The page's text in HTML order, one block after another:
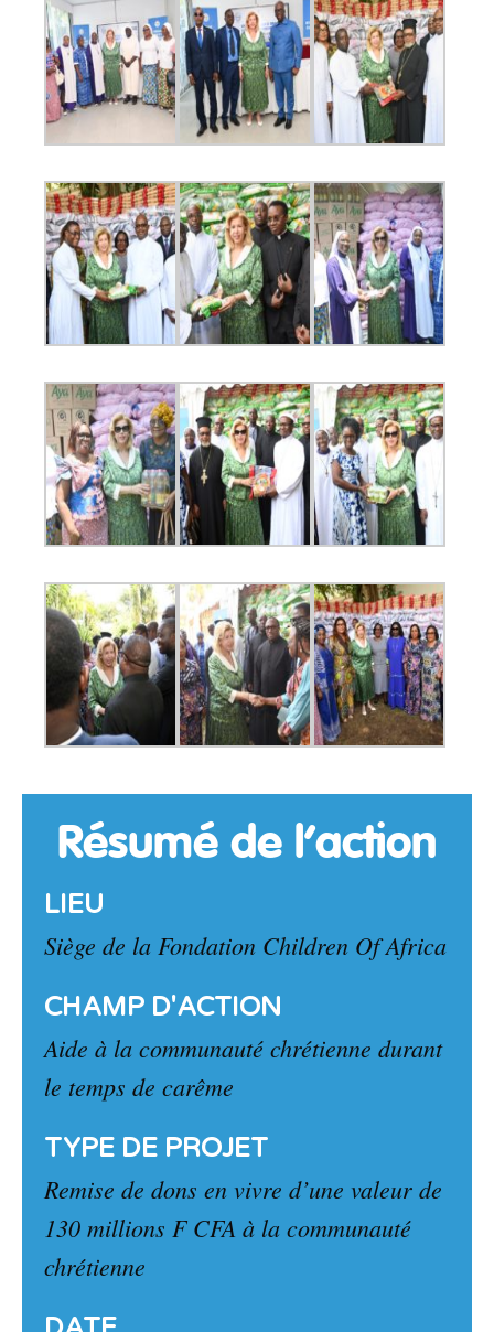
Résumé de l’action
LIEU
Siège de la Fondation Children Of Africa
CHAMP D'ACTION
Aide à la communauté chrétienne durant
le temps de carême
TYPE DE PROJET
Remise de dons en vivre d’une valeur de
130 millions F CFA à la communauté
chrétienne